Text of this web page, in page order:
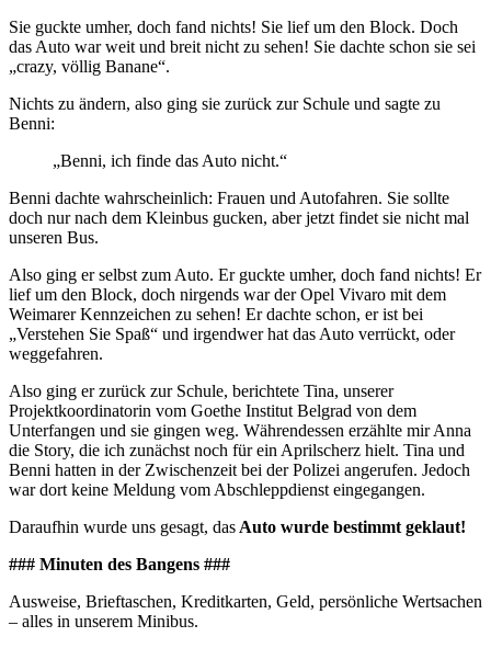
Sie guckte umher, doch fand nichts! Sie lief um den Block. Doch
das Auto war weit und breit nicht zu sehen! Sie dachte schon sie sei
„crazy, völlig Banane“.
Nichts zu ändern, also ging sie zurück zur Schule und sagte zu
Benni:
„Benni, ich finde das Auto nicht.“
Benni dachte wahrscheinlich: Frauen und Autofahren. Sie sollte
doch nur nach dem Kleinbus gucken, aber jetzt findet sie nicht mal
unseren Bus.
Also ging er selbst zum Auto. Er guckte umher, doch fand nichts! Er
lief um den Block, doch nirgends war der Opel Vivaro mit dem
Weimarer Kennzeichen zu sehen! Er dachte schon, er ist bei
„Verstehen Sie Spaß“ und irgendwer hat das Auto verrückt, oder
weggefahren.
Also ging er zurück zur Schule, berichtete Tina, unserer
Projektkoordinatorin vom Goethe Institut Belgrad von dem
Unterfangen und sie gingen weg. Währendessen erzählte mir Anna
die Story, die ich zunächst noch für ein Aprilscherz hielt. Tina und
Benni hatten in der Zwischenzeit bei der Polizei angerufen. Jedoch
war dort keine Meldung vom Abschleppdienst eingegangen.
Daraufhin wurde uns gesagt, das Auto wurde bestimmt geklaut!
### Minuten des Bangens ###
Ausweise, Brieftaschen, Kreditkarten, Geld, persönliche Wertsachen
– alles in unserem Minibus.